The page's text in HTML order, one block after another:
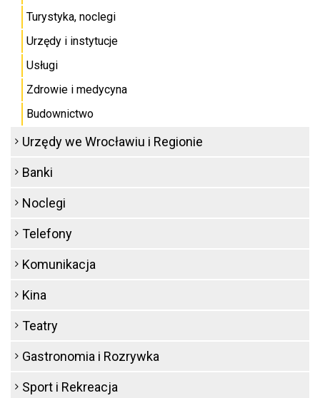
Turystyka, noclegi
Urzędy i instytucje
Usługi
Zdrowie i medycyna
Budownictwo
Urzędy we Wrocławiu i Regionie
Banki
Noclegi
Telefony
Komunikacja
Kina
Teatry
Gastronomia i Rozrywka
Sport i Rekreacja